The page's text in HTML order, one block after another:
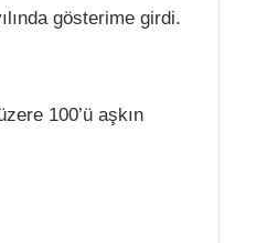
gösterime girdi.
100’ü aşkın